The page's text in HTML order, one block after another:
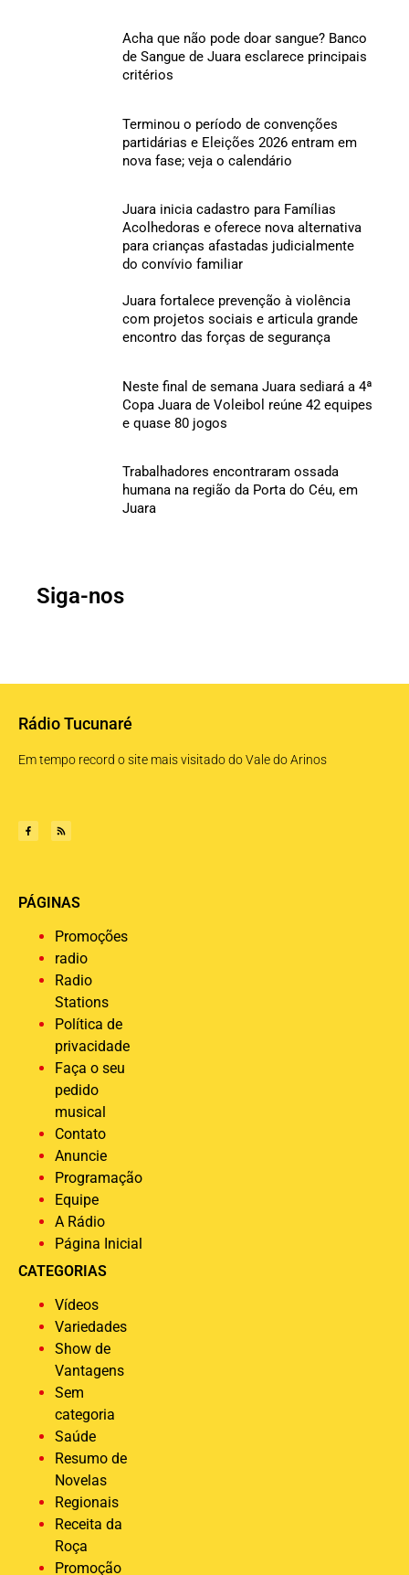
Acha que não pode doar sangue? Banco
de Sangue de Juara esclarece principais
critérios
Terminou o período de convenções
partidárias e Eleições 2026 entram em
nova fase; veja o calendário
Juara inicia cadastro para Famílias
Acolhedoras e oferece nova alternativa
para crianças afastadas judicialmente
do convívio familiar
Juara fortalece prevenção à violência
com projetos sociais e articula grande
encontro das forças de segurança
Neste final de semana Juara sediará a 4ª
Copa Juara de Voleibol reúne 42 equipes
e quase 80 jogos
Trabalhadores encontraram ossada
humana na região da Porta do Céu, em
Juara
Siga-nos
Rádio Tucunaré
Em tempo record o site mais visitado do Vale do Arinos
PÁGINAS
Promoções
radio
Radio
Stations
Política de
privacidade
Faça o seu
pedido
musical
Contato
Anuncie
Programação
Equipe
A Rádio
Página Inicial
CATEGORIAS
Vídeos
Variedades
Show de
Vantagens
Sem
categoria
Saúde
Resumo de
Novelas
Regionais
Receita da
Roça
Promoção